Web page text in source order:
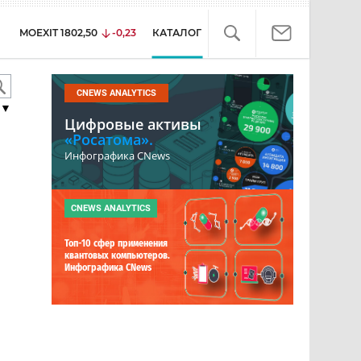
MOEXIT 1802,50 -0,23 КАТАЛОГ
▼
CNEWS ANALYTICS
Цифровые активы
«Росатома».
Инфографика CNews
CNEWS ANALYTICS
Топ-10 сфер применения
квантовых компьютеров.
Инфографика CNews